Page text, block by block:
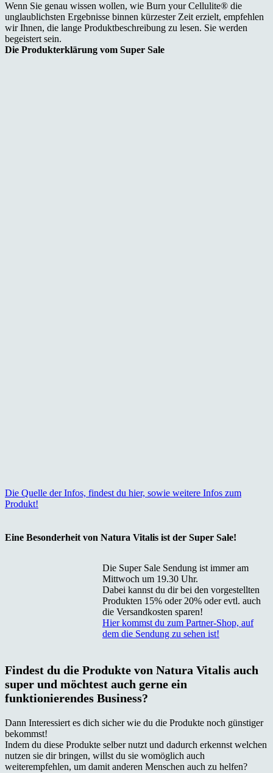
Wenn Sie genau wissen wollen, wie Burn your Cellulite® die
unglaublichsten Ergebnisse binnen kürzester Zeit erzielt, empfehlen
wir Ihnen, die lange Produktbeschreibung zu lesen. Sie werden
begeistert sein.
Die Produkterklärung vom Super Sale
Die Quelle der Infos, findest du hier, sowie weitere Infos zum
Produkt!
Eine Besonderheit von Natura Vitalis ist der Super Sale!
Die Super Sale Sendung ist immer am
Mittwoch um 19.30 Uhr.
Dabei kannst du dir bei den vorgestellten
Produkten 15% oder 20% oder evtl. auch
die Versandkosten sparen!
Hier kommst du zum Partner-Shop, auf
dem die Sendung zu sehen ist!
Findest du die Produkte von Natura Vitalis auch
super und möchtest auch gerne ein
funktionierendes Business?
Dann Interessiert es dich sicher wie du die Produkte noch günstiger
bekommst!
Indem du diese Produkte selber nutzt und dadurch erkennst welchen
nutzen sie dir bringen, willst du sie womöglich auch
weiterempfehlen, um damit anderen Menschen auch zu helfen?